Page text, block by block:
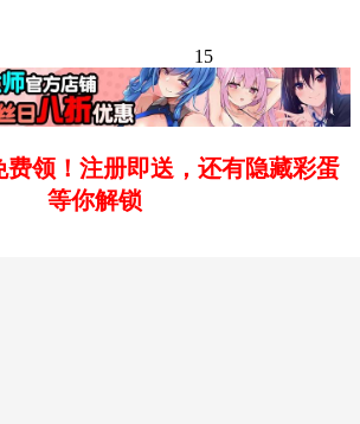
15
费领！注册即送，还有隐藏彩蛋
等你解锁